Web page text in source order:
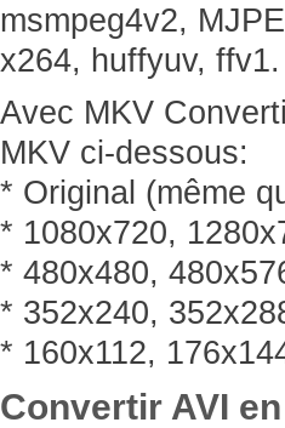
msmpeg4v2,
x264, huffyuv, ​​ffv1.
Avec MKV
MKV ci-dessous:
* Original (même
* 1080x720,
* 480x480,
* 352x240,
* 160x112,
Convertir AVI